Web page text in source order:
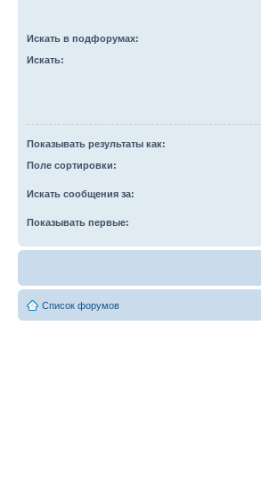
Искать в подфорумах:
Искать:
Показывать результаты как:
Поле сортировки:
Искать сообщения за:
Показывать первые:
Список форумов